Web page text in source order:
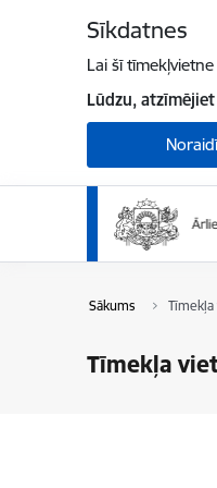
Sīkdatnes
Lai šī
Lūdzu,
Sākums
Tīmekļa